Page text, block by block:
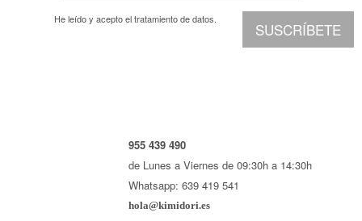
SUSCRÍBETE
He leído y acepto eltratamiento de datos.
955 439 490
de Lunes a Viernes de 09:30h a 14:30h
Whatsapp: 639 419 541
hola@kimidori.es